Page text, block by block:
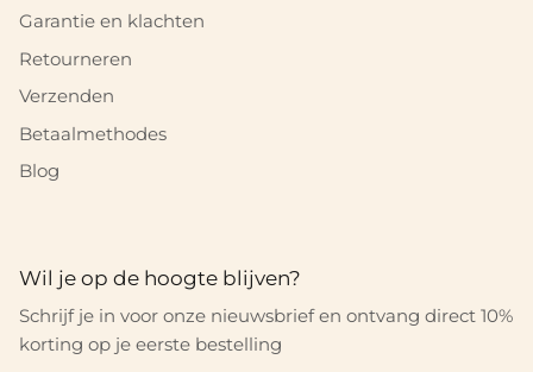
Garantie en klachten
Retourneren
Verzenden
Betaalmethodes
Blog
Wil je op de hoogte blijven?
Schrijf je in voor onze nieuwsbrief en ontvang direct 10%
korting op je eerste bestelling